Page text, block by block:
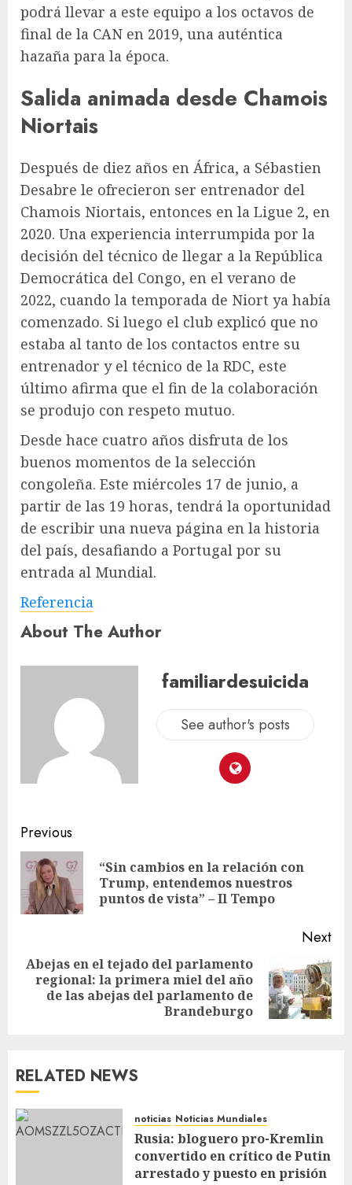
podrá llevar a este equipo a los octavos de
final de la CAN en 2019, una auténtica
hazaña para la época.
Salida animada desde Chamois
Niortais
Después de diez años en África, a Sébastien
Desabre le ofrecieron ser entrenador del
Chamois Niortais, entonces en la Ligue 2, en
2020. Una experiencia interrumpida por la
decisión del técnico de llegar a la República
Democrática del Congo, en el verano de
2022, cuando la temporada de Niort ya había
comenzado. Si luego el club explicó que no
estaba al tanto de los contactos entre su
entrenador y el técnico de la RDC, este
último afirma que el fin de la colaboración
se produjo con respeto mutuo.
Desde hace cuatro años disfruta de los
buenos momentos de la selección
congoleña. Este miércoles 17 de junio, a
partir de las 19 horas, tendrá la oportunidad
de escribir una nueva página en la historia
del país, desafiando a Portugal por su
entrada al Mundial.
Referencia
About The Author
familiardesuicida
See author's posts
Previous
“Sin cambios en la relación con
Trump, entendemos nuestros
puntos de vista” – Il Tempo
Next
Abejas en el tejado del parlamento
regional: la primera miel del año
de las abejas del parlamento de
Brandeburgo
RELATED NEWS
noticias Noticias Mundiales
Rusia: bloguero pro-Kremlin
convertido en crítico de Putin
arrestado y puesto en prisión